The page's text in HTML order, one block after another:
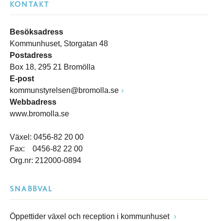
KONTAKT
Besöksadress
Kommunhuset, Storgatan 48
Postadress
Box 18, 295 21 Bromölla
E-post
kommunstyrelsen@bromolla.se
Webbadress
www.bromolla.se
Växel: 0456-82 20 00
Fax: 0456-82 22 00
Org.nr: 212000-0894
SNABBVAL
Öppettider växel och reception i kommunhuset